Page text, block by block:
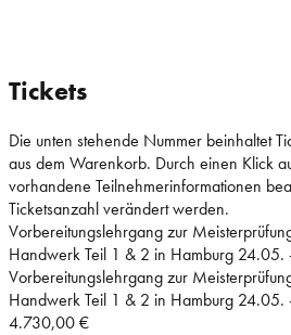
Tickets
Die unten stehende Nummer beinhaltet
aus dem Warenkorb. Durch einen Klick
vorhandene Teilnehmerinformationen
Ticketsanzahl verändert werden.
Vorbereitungslehrgang zur
Handwerk Teil 1 & 2 in Hamburg
Vorbereitungslehrgang zur
Handwerk Teil 1 & 2 in Hamburg 24.05.
4.730,00€